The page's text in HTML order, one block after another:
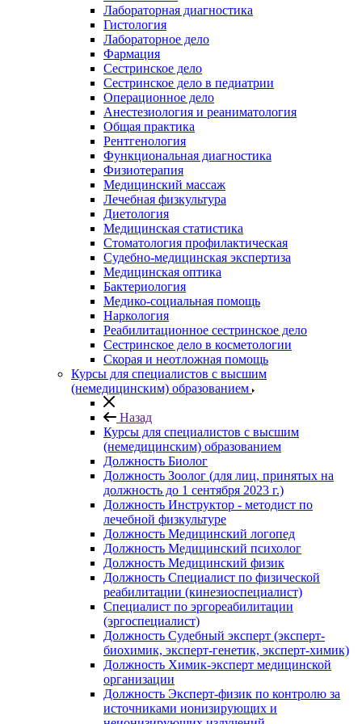
Лабораторная диагностика
Гистология
Лабораторное дело
Фармация
Сестринское дело
Сестринское дело в педиатрии
Операционное дело
Анестезиология и реаниматология
Общая практика
Рентгенология
Функциональная диагностика
Физиотерапия
Медицинский массаж
Лечебная физкультура
Диетология
Медицинская статистика
Стоматология профилактическая
Судебно-медицинская экспертиза
Медицинская оптика
Бактериология
Медико-социальная помощь
Наркология
Реабилитационное сестринское дело
Сестринское дело в косметологии
Скорая и неотложная помощь
Курсы для специалистов с высшим
(немедицинским) образованием
Назад
Курсы для специалистов с высшим
(немедицинским) образованием
Должность Биолог
Должность Зоолог (для лиц, принятых на
должность до 1 сентября 2023 г.)
Должность Инструктор - методист по
лечебной физкультуре
Должность Медицинский логопед
Должность Медицинский психолог
Должность Медицинский физик
Должность Специалист по физической
реабилитации (кинезиоспециалист)
Специалист по эргореабилитации
(эргоспециалист)
Должность Судебный эксперт (эксперт-
биохимик, эксперт-генетик, эксперт-химик)
Должность Химик-эксперт медицинской
организации
Должность Эксперт-физик по контролю за
источниками ионизирующих и